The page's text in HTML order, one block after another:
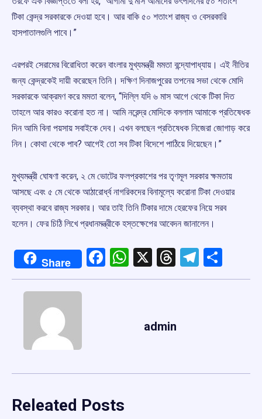
টিকা কেন্দ্র সরকারকে দেওয়া হবে। আর বাকি ৫০ শতাংশ রাজ্য ও বেসরকারি
হাসপাতালগুলি পাবে।”
এরপরই সেরামের বিরোধিতা করেন বাংলার মুখ্যমন্ত্রী মমতা বন্দ্যোপাধ্যায়। এই নীতির
জন্য কেন্দ্রকেই দায়ী করেছেন তিনি। দক্ষিণ দিনাজপুরের তপনের সভা থেকে মোদি
সরকারকে আক্রমণ করে মমতা বলেন, “দিল্লি যদি ৬ মাস আগে থেকে টিকা দিত
তাহলে আর কারও করোনা হত না। আমি নরেন্দ্র মোদিকে বললাম আমাকে প্রতিষেধক
দিন আমি বিনা পয়সায় সবাইকে দেব। এখন বলছেন প্রতিষেধক নিজেরা জোগাড় করে
নিন। কোথা থেকে পাব? আগেই তো সব টিকা বিদেশে পাঠিয়ে দিয়েছেন।”
মুখ্যমন্ত্রী ঘোষণা করেন, ২ মে ভোটের ফলপ্রকাশের পর তৃণমূল সরকার ক্ষমতায়
আসছে এবং ৫ মে থেকে আঠারোর্ধ্ব নাগরিকদের বিনামূল্যে করোনা টিকা দেওয়ার
ব্যবস্থা করবে রাজ্য সরকার। আর তাই তিনি টিকার দামে হেরফের নিয়ে সরব
হলেন। ফের চিঠি লিখে প্রধানমন্ত্রীকে হস্তক্ষেপের আবেদন জানালেন।
Share Facebook
WhatsApp
X Threads
admin
Releated Posts